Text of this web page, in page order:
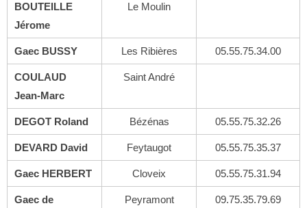
BOUTEILLE
Jérome
Le Moulin
Gaec BUSSY Les Ribières 05.55.75.34.00
COULAUD
Jean-Marc
Saint André
DEGOT Roland Bézénas 05.55.75.32.26
DEVARD David Feytaugot 05.55.75.35.37
Gaec HERBERT Cloveix 05.55.75.31.94
Gaec de
Peyramont 09.75.35.79.69